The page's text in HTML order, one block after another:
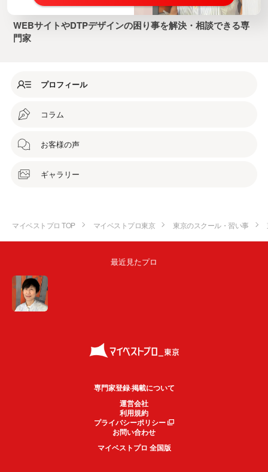
WEBサイトやDTPデザインの困り事を解決・相談できる専
門家
プロフィール
コラム
お客様の声
ギャラリー
マイベストプロ TOP マイベストプロ東京 東京のスクール・習い事
最近見たプロ
専門家登録·掲載について
運営会社
利用規約
プライバシーポリシー
お問い合わせ
マイベストプロ 全国版